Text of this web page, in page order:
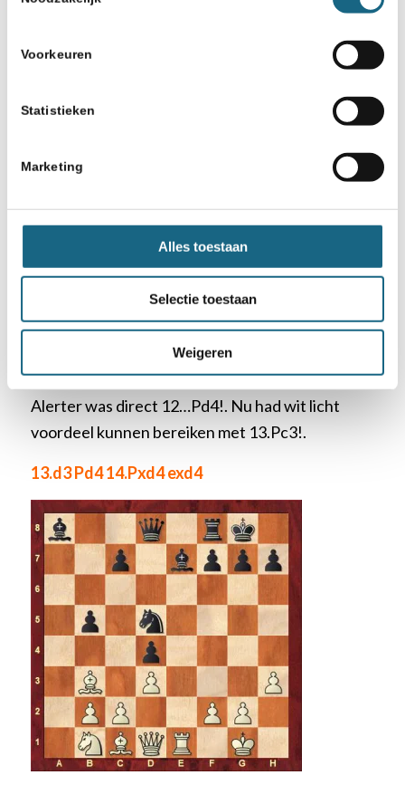
Voorkeuren
Statistieken
Marketing
Alles toestaan
Selectie toestaan
Weigeren
Steviger is hier de hoofdzet 9.d3; na de tekstzet
bereikt zwart vrij gemakkelijk gelijk spel omdat hij
op de damevleugel alles al goed heeft staan.
9…d5 10.axb5 axb5 11.Txa8 Lxa8 12.exd5 Pxd5
Alerter was direct 12…Pd4!. Nu had wit licht
voordeel kunnen bereiken met 13.Pc3!.
13.d3 Pd4 14.Pxd4 exd4